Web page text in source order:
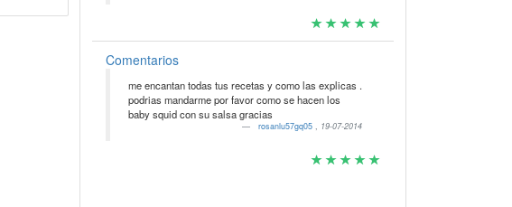
Comentarios
me encantan todas tus recetas y como las explicas .
podrias mandarme por favor como se hacen los
baby squid con su salsa gracias
rosanlu57gq05, 19-07-2014